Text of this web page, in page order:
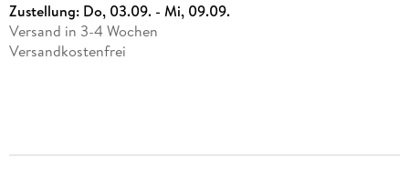
Zustellung: Do, 03.09. - Mi, 09.09.
Versand in 3-4 Wochen
Versandkostenfrei